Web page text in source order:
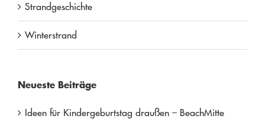
Strandgeschichte
Winterstrand
Neueste Beiträge
Ideen für Kindergeburtstag draußen – BeachMitte